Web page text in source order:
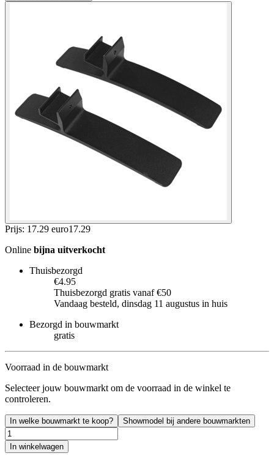
Prijs: 17.29 euro17.29
Online bijna uitverkocht
Thuisbezorgd
€4.95
Thuisbezorgd gratis vanaf €50
Vandaag besteld, dinsdag 11 augustus in huis
Bezorgd in bouwmarkt
gratis
Voorraad in de bouwmarkt
Selecteer jouw bouwmarkt om de voorraad in de winkel te
controleren.
In welke bouwmarkt te koop? Showmodel bij andere bouwmarkten
In winkelwagen